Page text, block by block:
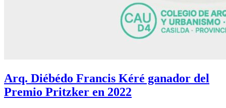
Arq. Diébédo Francis Kéré ganador del
Premio Pritzker en 2022